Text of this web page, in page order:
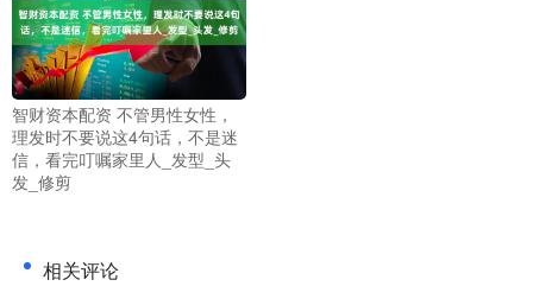
智财资本配资 不管男性女性，
理发时不要说这4句话，不是迷
信，看完叮嘱家里人_发型_头
发_修剪
相关评论